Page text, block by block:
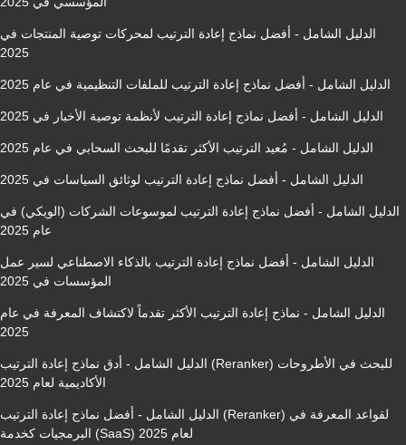
الدليل الشامل - أفضل نماذج إعادة الترتيب لمحركات توصية المنتجات في
2025
الدليل الشامل - أفضل نماذج إعادة الترتيب للملفات التنظيمية في عام 2025
الدليل الشامل - أفضل نماذج إعادة الترتيب لأنظمة توصية الأخبار في 2025
الدليل الشامل - مُعيد الترتيب الأكثر تقدمًا للبحث السحابي في عام 2025
الدليل الشامل - أفضل نماذج إعادة الترتيب لوثائق السياسات في 2025
الدليل الشامل - أفضل نماذج إعادة الترتيب لموسوعات الشركات (الويكي) في
عام 2025
الدليل الشامل - أفضل نماذج إعادة الترتيب بالذكاء الاصطناعي لسير عمل
المؤسسات في 2025
الدليل الشامل - نماذج إعادة الترتيب الأكثر تقدماً لاكتشاف المعرفة في عام
2025
الدليل الشامل - أدق نماذج إعادة الترتيب (Reranker) للبحث في الأطروحات
الأكاديمية لعام 2025
الدليل الشامل - أفضل نماذج إعادة الترتيب (Reranker) لقواعد المعرفة في
البرمجيات كخدمة (SaaS) لعام 2025